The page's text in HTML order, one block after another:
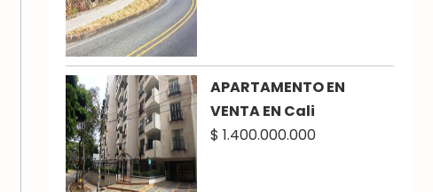
APARTAMENTO EN
VENTA EN Cali
$ 1.400.000.000